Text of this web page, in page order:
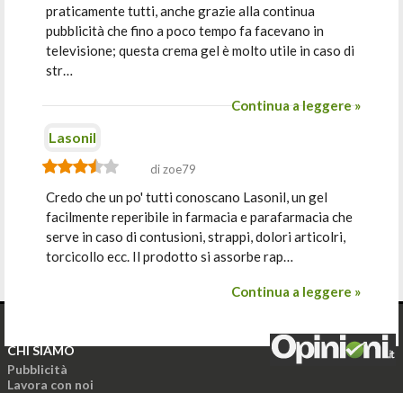
praticamente tutti, anche grazie alla continua
pubblicità che fino a poco tempo fa facevano in
televisione; questa crema gel è molto utile in caso di
str…
Continua a leggere »
Lasonil
di zoe79
Credo che un po' tutti conoscano Lasonil, un gel
facilmente reperibile in farmacia e parafarmacia che
serve in caso di contusioni, strappi, dolori articolri,
torcicollo ecc. Il prodotto si assorbe rap…
Continua a leggere »
CHI SIAMO
Pubblicità
Lavora con noi